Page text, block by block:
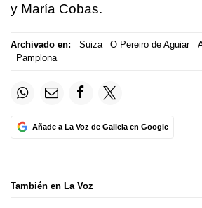
y María Cobas.
Archivado en: Suiza O Pereiro de Aguiar
Pamplona
Añade a La Voz de Galicia en Google
También en La Voz